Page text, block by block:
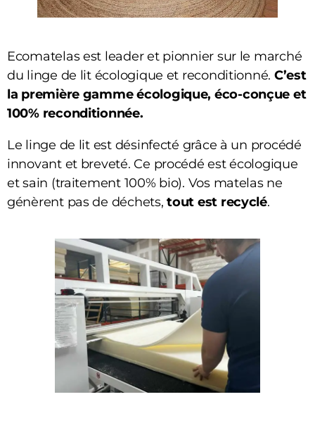
Ecomatelas est leader et pionnier sur le marché
du linge de lit écologique et reconditionné. C’est
la première gamme écologique, éco-conçue et
100% reconditionnée.
Le linge de lit est désinfecté grâce à un procédé
innovant et breveté. Ce procédé est écologique
et sain (traitement 100% bio). Vos matelas ne
génèrent pas de déchets,tout est recyclé.